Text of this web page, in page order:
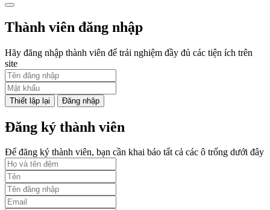
Thành viên đăng nhập
Hãy đăng nhập thành viên để trải nghiệm đầy đủ các tiện ích trên
site
Đăng nhập
Đăng ký thành viên
Để đăng ký thành viên, bạn cần khai báo tất cả các ô trống dưới đây